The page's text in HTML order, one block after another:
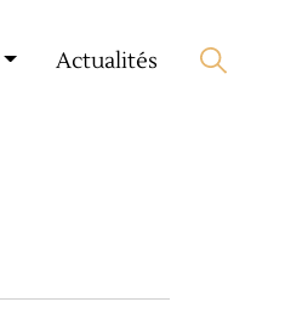
Actualités